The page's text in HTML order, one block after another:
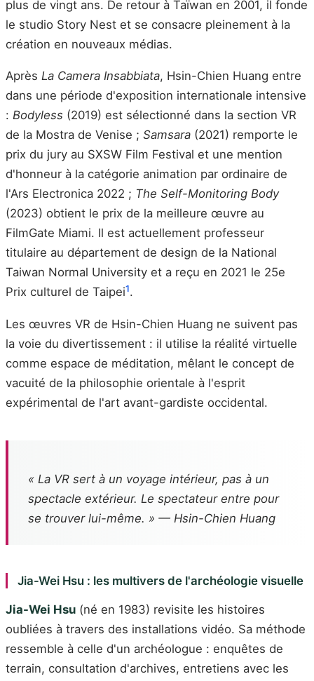
plus de vingt ans. De retour à Taïwan en 2001, il fonde
le studio Story Nest et se consacre pleinement à la
création en nouveaux médias.
Après La Camera Insabbiata, Hsin-Chien Huang entre
dans une période d'exposition internationale intensive
: Bodyless (2019) est sélectionné dans la section VR
de la Mostra de Venise ; Samsara (2021) remporte le
prix du jury au SXSW Film Festival et une mention
d'honneur à la catégorie animation par ordinaire de
l'Ars Electronica 2022 ; The Self-Monitoring Body
(2023) obtient le prix de la meilleure œuvre au
FilmGate Miami. Il est actuellement professeur
titulaire au département de design de la National
Taiwan Normal University et a reçu en 2021 le 25e
Prix culturel de Taipei1.
Les œuvres VR de Hsin-Chien Huang ne suivent pas
la voie du divertissement : il utilise la réalité virtuelle
comme espace de méditation, mêlant le concept de
vacuité de la philosophie orientale à l'esprit
expérimental de l'art avant-gardiste occidental.
« La VR sert à un voyage intérieur, pas à un
spectacle extérieur. Le spectateur entre pour
se trouver lui-même. » — Hsin-Chien Huang
Jia-Wei Hsu : les multivers de l'archéologie visuelle
Jia-Wei Hsu (né en 1983) revisite les histoires
oubliées à travers des installations vidéo. Sa méthode
ressemble à celle d'un archéologue : enquêtes de
terrain, consultation d'archives, entretiens avec les